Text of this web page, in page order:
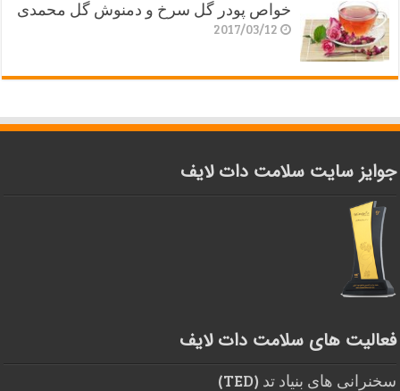
خواص پودر گل سرخ و دمنوش گل محمدی
2017/03/12
جوایز سایت سلامت دات لایف
فعالیت های سلامت دات لایف
سخنرانی های بنیاد تد (TED)